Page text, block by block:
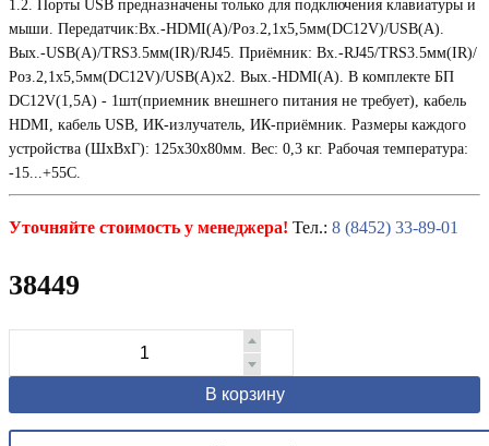
1.2. Порты USB предназначены только для подключения клавиатуры и
мыши. Передатчик:Вх.-HDMI(A)/Роз.2,1x5,5мм(DC12V)/USB(A).
Вых.-USB(A)/TRS3.5мм(IR)/RJ45. Приёмник: Вх.-RJ45/TRS3.5мм(IR)/
Роз.2,1x5,5мм(DC12V)/USB(A)x2. Вых.-HDMI(A). В комплекте БП
DC12V(1,5А) - 1шт(приемник внешнего питания не требует), кабель
HDMI, кабель USB, ИК-излучатель, ИК-приёмник. Размеры каждого
устройства (ШxВxГ): 125x30x80мм. Вес: 0,3 кг. Рабочая температура:
-15...+55С.
Уточняйте стоимость у менеджера! Тел.: 8 (8452) 33-89-01
38449
В корзину